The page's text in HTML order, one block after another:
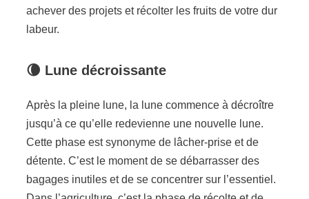
achever des projets et récolter les fruits de votre dur
labeur.
🌘 Lune décroissante
Après la pleine lune, la lune commence à décroître
jusqu’à ce qu’elle redevienne une nouvelle lune.
Cette phase est synonyme de lâcher-prise et de
détente. C’est le moment de se débarrasser des
bagages inutiles et de se concentrer sur l’essentiel.